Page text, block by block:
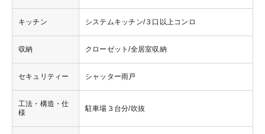
キッチン システムキッチン/３口以上コンロ
収納 クローゼット/全居室収納
セキュリティー シャッター雨戸
工法・構造・仕
様
駐車場３台分/吹抜